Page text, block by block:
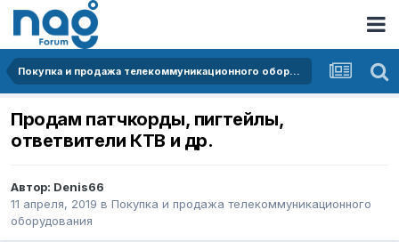
Покупка и продажа телекоммуникационного оборудования
Продам патчкорды, пигтейлы,
ответвители КТВ и др.
Автор: Denis66
11 апреля, 2019 в Покупка и продажа телекоммуникационного
оборудования